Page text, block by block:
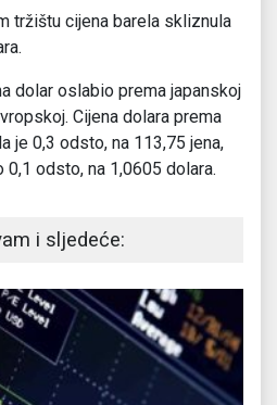
tržištu cijena barela skliznula
dolar oslabio prema japanskoj
Cijena dolara prema
je 0,3 odsto, na 113,75 jena,
odsto, na 1,0605 dolara.
i sljedeće: